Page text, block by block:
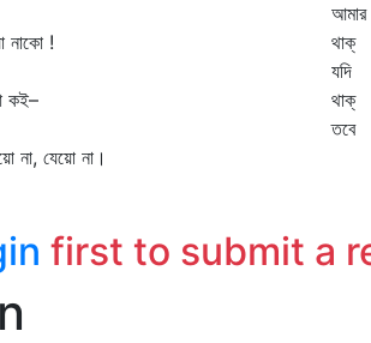
নাকো !
কই–
না, যেয়ো না।
আমার
থাক্‌
যদি
থাক্‌ তটের
তবে বাঁধে
first to submit a